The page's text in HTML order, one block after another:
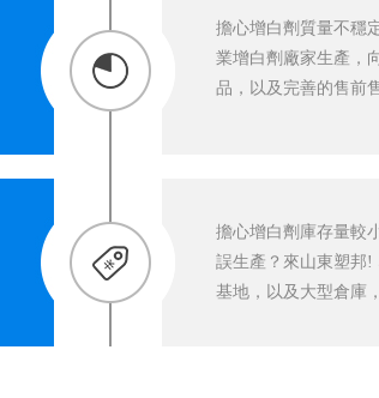
擔心增白劑質量不穩
業增白劑廠家生產，
品，以及完善的售前
擔心增白劑庫存量較
誤生產？來山東塑邦!
基地，以及大型倉庫